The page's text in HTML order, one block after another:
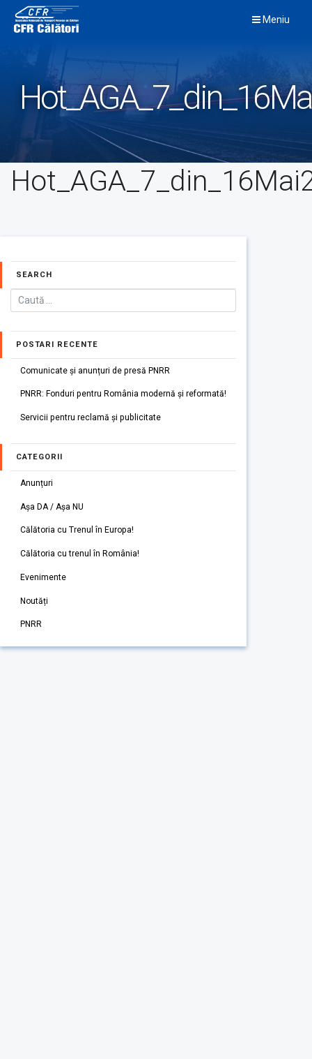
content
Meniu
SEARCH
POSTARI RECENTE
Comunicate și anunțuri de presă PNRR
PNRR: Fonduri pentru România modernă și reformată!
Servicii pentru reclamă și publicitate
CATEGORII
Anunțuri
Așa DA / Așa NU
Călătoria cu Trenul în Europa!
Călătoria cu trenul în România!
Evenimente
Noutăți
PNRR